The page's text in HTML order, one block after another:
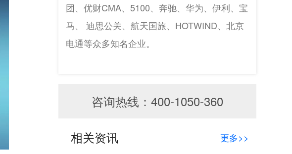
团、优财CMA、5100、奔驰、华为、伊利、宝
马、 迪思公关、航天国旅、HOTWIND、北京
电通等众多知名企业。
咨询热线：400-1050-360
相关资讯 更多>>